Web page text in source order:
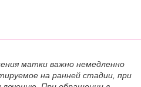
матки важно немедленно
на ранней стадии, при